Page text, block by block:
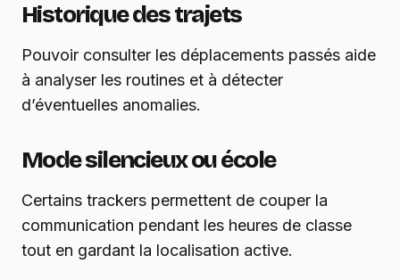
Historique des trajets
Pouvoir consulter les déplacements passés aide
à analyser les routines et à détecter
d’éventuelles anomalies.
Mode silencieux ou école
Certains trackers permettent de couper la
communication pendant les heures de classe
tout en gardant la localisation active.